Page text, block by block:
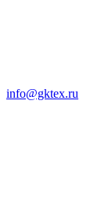
info@gktex.ru